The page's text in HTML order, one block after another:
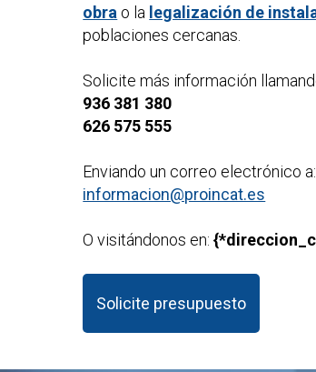
obra o la legalización de
poblaciones cercanas.
Solicite más información
936 381 380
626 575 555
Enviando un correo electrónico a:
informacion@proincat.es
O visitándonos en:
Solicite presupuesto